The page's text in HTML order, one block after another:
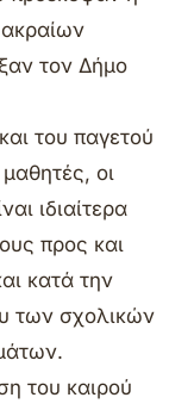
τον Δήμο
του παγετού
οι
ιδιαίτερα
προς και
κατά την
των σχολικών
του καιρού